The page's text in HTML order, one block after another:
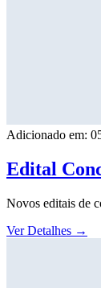
Adicionado em:
Edital
Novos editais de
Ver Detalhes →